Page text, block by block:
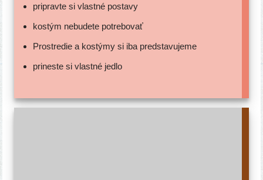
pri­prav­te si vlast­né postavy
kos­tým nebu­de­te potrebovať
Prostredie a kos­tý­my si iba predstavujeme
pri­nes­te si vlast­né jedlo